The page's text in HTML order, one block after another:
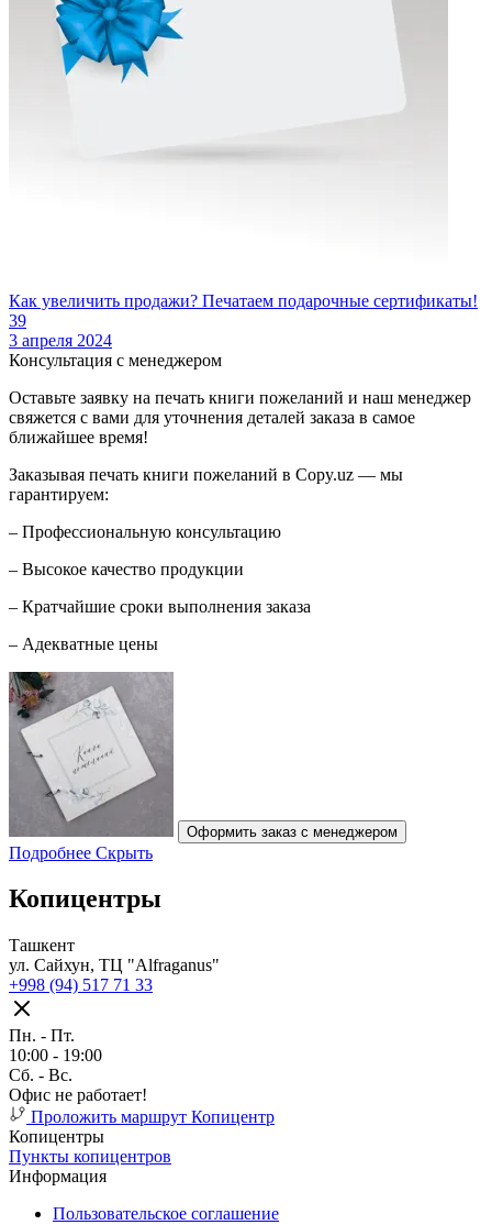
Как увеличить продажи? Печатаем подарочные сертификаты!
39
3 апреля 2024
Консультация с менеджером
Оставьте заявку на печать книги пожеланий и наш менеджер
свяжется с вами для уточнения деталей заказа в самое
ближайшее время!
Заказывая печать книги пожеланий в Copy.uz — мы
гарантируем:
– Профессиональную консультацию
– Высокое качество продукции
– Кратчайшие сроки выполнения заказа
– Адекватные цены
Оформить заказ с менеджером
Подробнее Скрыть
Копицентры
Ташкент
ул. Сайхун, ТЦ "Alfraganus"
+998 (94) 517 71 33
Пн. - Пт.
10:00 - 19:00
Cб. - Вс.
Офис не работает!
Проложить маршрут Копицентр
Копицентры
Пункты копицентров
Информация
Пользовательское соглашение